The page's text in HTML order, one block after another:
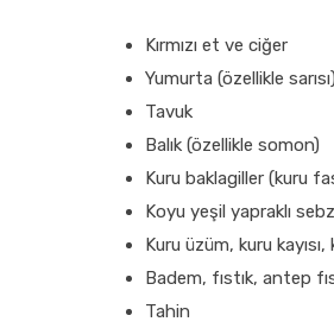
Kırmızı et ve ciğer
Yumurta (özellikle sarısı)
Tavuk
Balık (özellikle somon)
Kuru baklagiller (kuru
Koyu yeşil yapraklı
Kuru üzüm, kuru kayısı,
Badem, fıstık, antep
Tahin